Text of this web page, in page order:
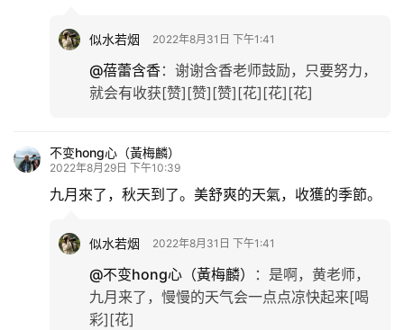
似水若烟 2022年8月31日 下午1:41
@蓓蕾含香： 谢谢含香老师鼓励，只要努力，
就会有收获[赞][赞][赞][花][花][花]
不变hong心（黃梅麟）
2022年8月29日 下午10:39
九月來了，秋天到了。美舒爽的天氣，收獲的季節。
似水若烟 2022年8月31日 下午1:41
@不变hong心（黃梅麟） ： 是啊，黄老师，
九月来了，慢慢的天气会一点点凉快起来[喝
彩][花]